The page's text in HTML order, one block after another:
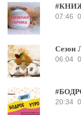
07:46
Сезон
06:04
20:34